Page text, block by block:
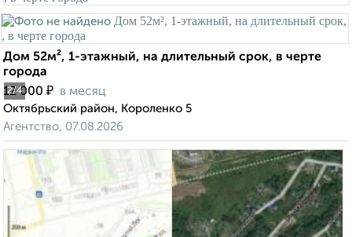
2/4
Дом 52м², 1-этажный, на длительный срок, в черте
города
12 000 ₽ в месяц
Октябрьский район, Короленко 5
Агентство, 07.08.2026